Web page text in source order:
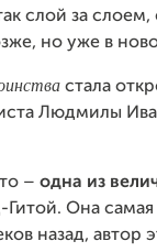
слой за
но уже в
стала
Людмилы
– одна из
Гитой. Она
назад, автор